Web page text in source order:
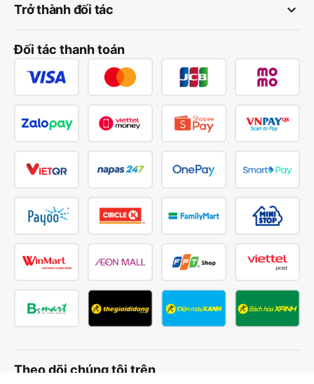
keyboard_arrow_down
Trở thành đối tác
Đối tác thanh toán
Theo dõi chúng tôi trên